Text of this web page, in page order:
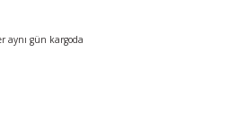
aynı gün kargoda